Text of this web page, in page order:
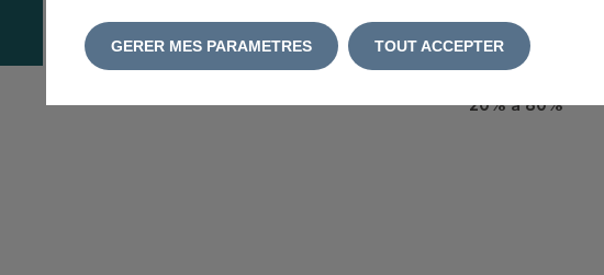
210 ch
Capacité de la
batterie : 73 kWh
30 min
rapide
20% à 80%
GERER MES PARAMETRES TOUT ACCEPTER